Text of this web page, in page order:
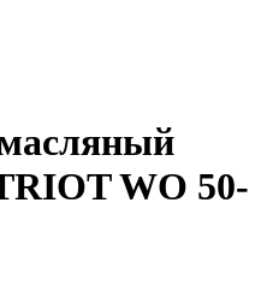
WO 50-